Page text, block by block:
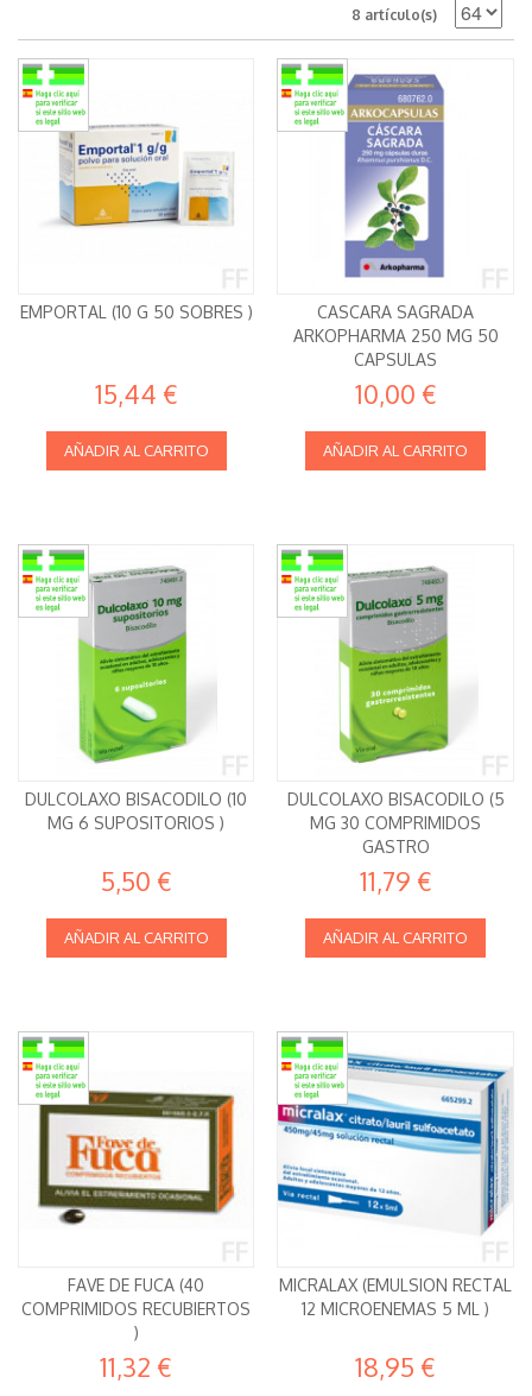
8 artículo(s)
EMPORTAL (10 G 50 SOBRES )
15,44 €
AÑADIR AL CARRITO
CASCARA SAGRADA
ARKOPHARMA 250 MG 50
CAPSULAS
10,00 €
AÑADIR AL CARRITO
DULCOLAXO BISACODILO (10
MG 6 SUPOSITORIOS )
5,50 €
AÑADIR AL CARRITO
DULCOLAXO BISACODILO (5
MG 30 COMPRIMIDOS
GASTRO
11,79 €
AÑADIR AL CARRITO
FAVE DE FUCA (40
COMPRIMIDOS RECUBIERTOS
)
11,32 €
MICRALAX (EMULSION RECTAL
12 MICROENEMAS 5 ML )
18,95 €